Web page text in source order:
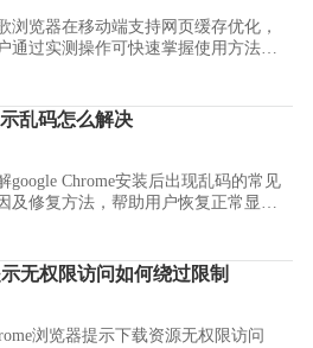
浏览器在移动端支持网页缓存优化，
通过实测操作可快速掌握使用方法。
乱码怎么解决
google Chrome安装后出现乱码的常见
及修复方法，帮助用户恢复正常显
无权限访问如何绕过限制
浏览器提示下载资源无权限访问